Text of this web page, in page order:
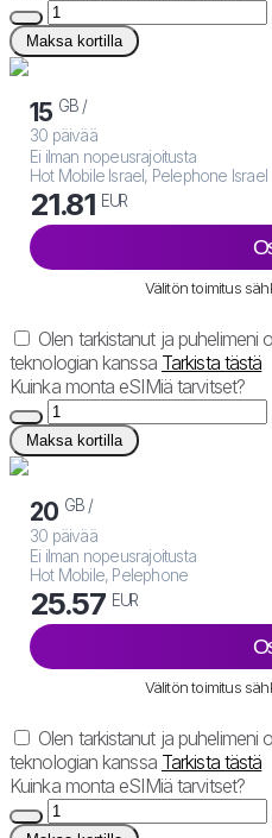
Maksa kortilla
15 GB /
30 päivää
Ei ilman nopeusrajoitusta
Hot Mobile Israel, Pelephone Israel
21.81 EUR
Välitön toimitus
Olen tarkistanut ja
teknologian kanssa Tarkista tästä
Kuinka monta eSIMiä tarvitset?
Maksa kortilla
20 GB /
30 päivää
Ei ilman nopeusrajoitusta
Hot Mobile, Pelephone
25.57 EUR
Välitön toimitus
Olen tarkistanut ja
teknologian kanssa Tarkista tästä
Kuinka monta eSIMiä tarvitset?